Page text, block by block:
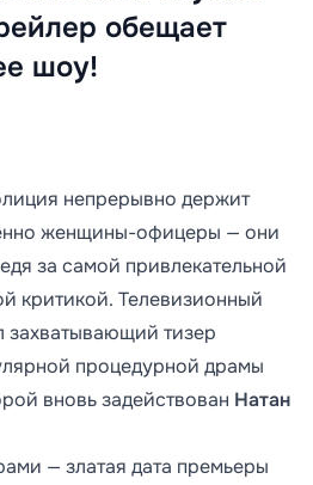
обещает
шоу!
непрерывно держит
женщины-офицеры — они
за самой привлекательной
критикой. Телевизионный
захватывающий тизер
процедурной драмы
вновь задействован Натан
— златая дата премьеры